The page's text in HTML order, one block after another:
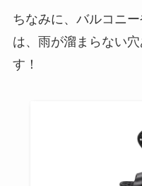
ちなみに、バルコニ
は、雨が溜まらない
す！